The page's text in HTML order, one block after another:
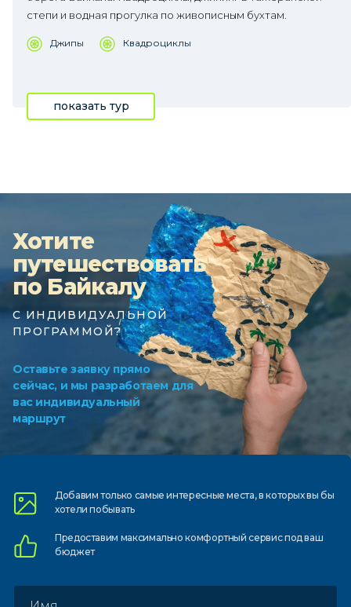
степи и водная прогулка по живописным бухтам.
Джипы Квадроциклы
показать тур
Хотите
путешествовать
по Байкалу
С ИНДИВИДУАЛЬНОЙ
ПРОГРАММОЙ?
Оставьте заявку прямо
сейчас, и мы разработаем для
вас индивидуальный
маршрут
Добавим только самыеинтересные места, в которыхвы бы
хотели побывать
Предоставим максимально комфортныйсервис под ваш
бюджет